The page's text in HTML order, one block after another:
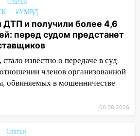
контейнерных
шахматистка
выиграла два
сборной мира
открыли памятную
Кондратию Рылееву
спасатели ночью
Статьи
#УМВД
ДТП и получили более 4,6
перед судом предстанет
известно о передаче в суд
членов организованной
обвиняемых в мошенничестве
06.08.2026
Статьи